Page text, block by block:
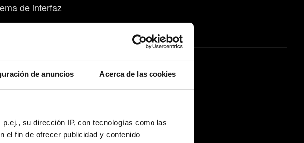
de anuncios Acerca de las cookies
su dirección IP, con tecnologías como las
el fin de ofrecer publicidad y contenido
de interfaz
de lídes y dorsos de cartas.
se describe